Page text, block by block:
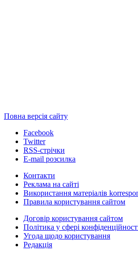
Повна версія сайту
Facebook
Twitter
RSS-стрічки
E-mail розсилка
Контакти
Реклама на сайті
Використання матеріалів
Правила користування сайтом
Договір користування сайтом
Політика у сфері
Угода щодо користування
Редакція